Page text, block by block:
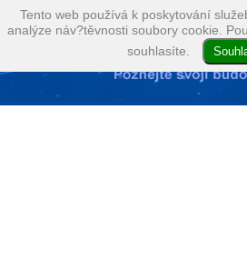
Tento web používá k poskytování
analýze náv?těvnosti soubory cookie.
souhlasíte.